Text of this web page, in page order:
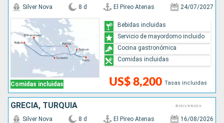
Comidas incluidas
Silver Nova 8 d El Pireo Atenas 24/07/2027
US$ 8,200 Tasas incluidas
Bebidas incluidas
Servicio de mayordomo incluido
Cocina gastronómica
Comidas incluidas
GRECIA, TURQUÍA
Silver Nova 8 d El Pireo Atenas 16/08/2026